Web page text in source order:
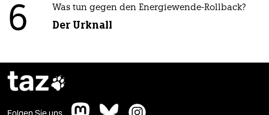
6 Was tun gegen den Energiewende-Rollback?
Der Urknall
taz